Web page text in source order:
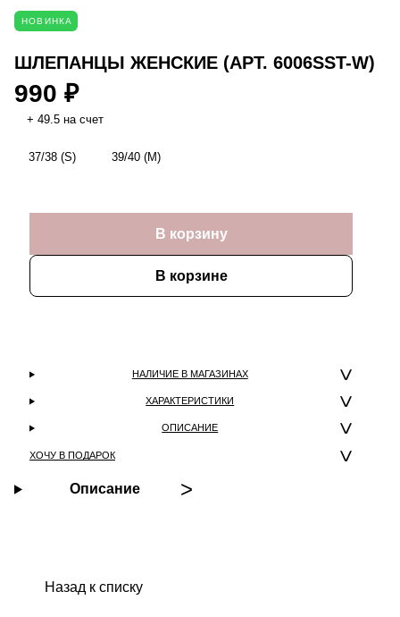
НОВИНКА
ШЛЕПАНЦЫ ЖЕНСКИЕ (АРТ. 6006SST-W)
990 ₽
+ 49.5 на счет
37/38 (S) 39/40 (M)
В корзину
В корзине
НАЛИЧИЕ В МАГАЗИНАХ
ХАРАКТЕРИСТИКИ
ОПИСАНИЕ
ХОЧУ В ПОДАРОК
Описание
Назад к списку